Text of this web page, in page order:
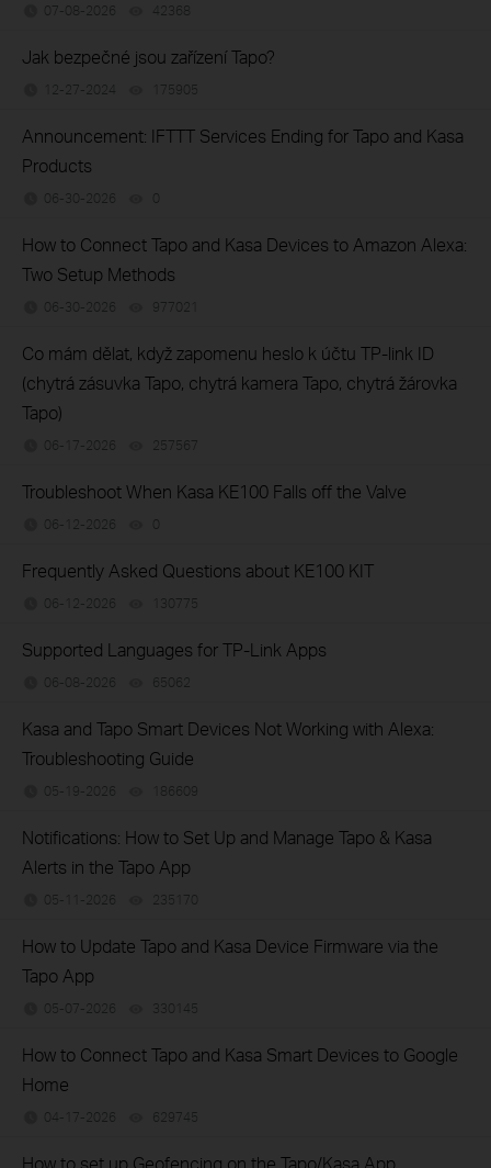
07-08-2026 42368
Jak bezpečné jsou zařízení Tapo?
12-27-2024 175905
Announcement: IFTTT Services Ending for Tapo and Kasa
Products
06-30-2026 0
How to Connect Tapo and Kasa Devices to Amazon Alexa:
Two Setup Methods
06-30-2026 977021
Co mám dělat, když zapomenu heslo k účtu TP-link ID
(chytrá zásuvka Tapo, chytrá kamera Tapo, chytrá žárovka
Tapo)
06-17-2026 257567
Troubleshoot When Kasa KE100 Falls off the Valve
06-12-2026 0
Frequently Asked Questions about KE100 KIT
06-12-2026 130775
Supported Languages for TP-Link Apps
06-08-2026 65062
Kasa and Tapo Smart Devices Not Working with Alexa:
Troubleshooting Guide
05-19-2026 186609
Notifications: How to Set Up and Manage Tapo & Kasa
Alerts in the Tapo App
05-11-2026 235170
How to Update Tapo and Kasa Device Firmware via the
Tapo App
05-07-2026 330145
How to Connect Tapo and Kasa Smart Devices to Google
Home
04-17-2026 629745
How to set up Geofencing on the Tapo/Kasa App